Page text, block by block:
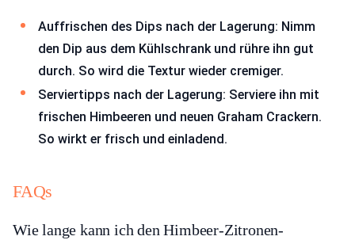
Auffrischen des Dips nach der Lagerung: Nimm
den Dip aus dem Kühlschrank und rühre ihn gut
durch. So wird die Textur wieder cremiger.
Serviertipps nach der Lagerung: Serviere ihn mit
frischen Himbeeren und neuen Graham Crackern.
So wirkt er frisch und einladend.
FAQs
Wie lange kann ich den Himbeer-Zitronen-